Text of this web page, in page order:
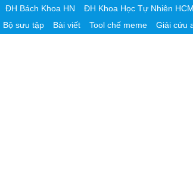
ĐH Bách Khoa HN ĐH Khoa Học Tự Nhiên HCM
Bộ sưu tập Bài viết Tool chế meme Giải cứu